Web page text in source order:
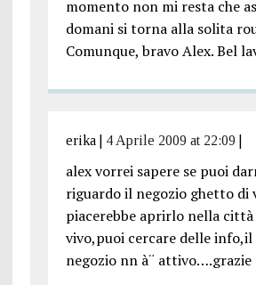
momento non mi resta che
domani si torna alla solita
Comunque, bravo Alex. Bel
erika| 4 Aprile 2009 at 22:09
alex vorrei sapere se puoi
riguardo il negozio ghetto di
piacerebbe aprirlo nella
vivo,puoi cercare delle
negozio nn à¨ attivo….grazie